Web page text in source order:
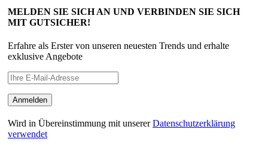
MELDEN SIE SICH AN UND VERBINDEN SIE SICH
MIT GUTSICHER!
Erfahre als Erster von unseren neuesten Trends und erhalte
exklusive Angebote
Wird in Übereinstimmung mit unsererDatenschutzerklärung
verwendet